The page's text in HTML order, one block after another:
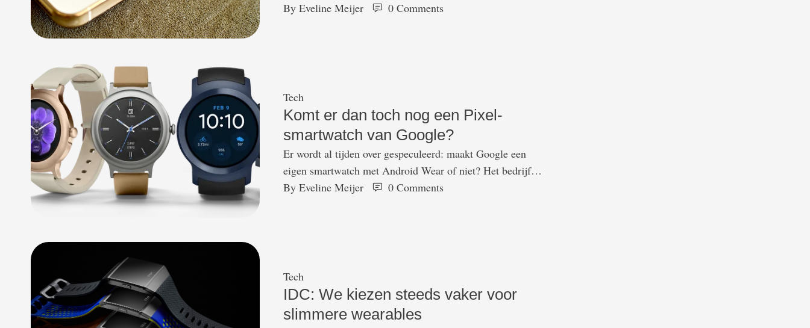
een recordaantal van 59,3 miljoen apparaten verkocht, aldus
By Eveline Meijer 0 Comments
Tech
Komt er dan toch nog een Pixel-
smartwatch van Google?
Er wordt al tijden over gespeculeerd: maakt Google een
eigen smartwatch met Android Wear of niet? Het bedrijf
zelf heeft al gezegd dat het horloge in ieder geval niet snel
By Eveline Meijer 0 Comments
Tech
IDC: We kiezen steeds vaker voor
slimmere wearables